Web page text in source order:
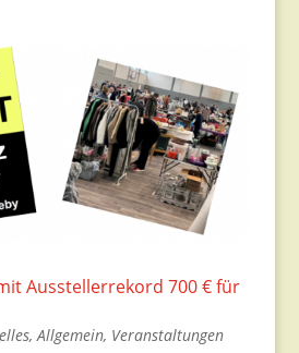
Ausstellerrekord 700 € für
,Allgemein, Veranstaltungen